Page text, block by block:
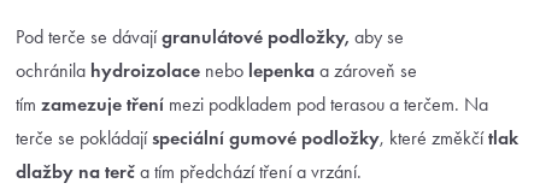
Pod terče se dávajígranulátové podložky, aby se
ochránila hydroizolace nebo lepenka a zároveň se
tím zamezuje tření mezi podkladem pod terasou a terčem. Na
terče se pokládajíspeciální gumové podložky, které změkčítlak
dlažby na terč a tím předchází tření a vrzání.